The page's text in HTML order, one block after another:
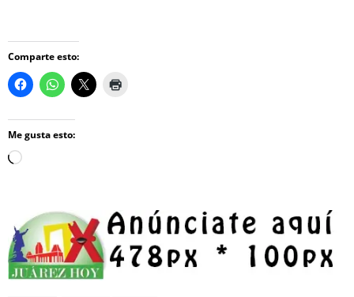
Comparte esto:
Me gusta esto:
Loading…